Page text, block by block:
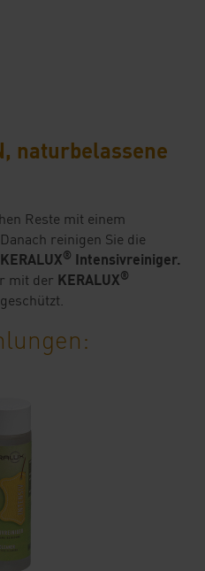
naturbelassene
Reste mit einem
reinigen Sie die
KERALUX® Intensivreiniger.
mit der KERALUX®